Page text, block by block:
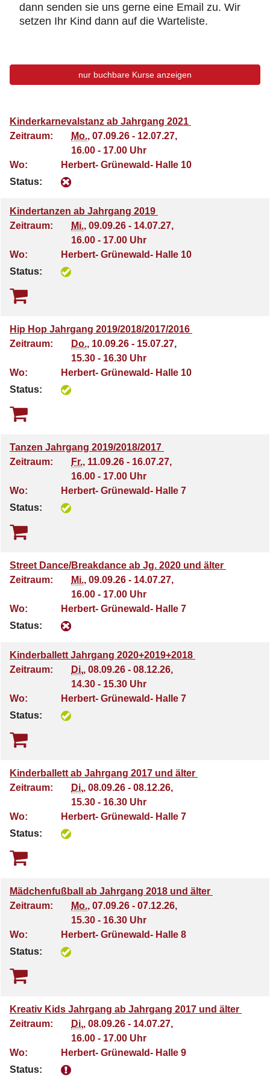
dann senden sie uns gerne eine Email zu. Wir
setzen Ihr Kind dann auf die Warteliste.
nur buchbare Kurse anzeigen
Kinderkarnevalstanz ab Jahrgang 2021
Zeitraum:
Mo., 07.09.26 - 12.07.27,
16.00 - 17.00 Uhr
Wo:
Herbert- Grünewald- Halle 10
Status:
Kindertanzen ab Jahrgang 2019
Zeitraum:
Mi., 09.09.26 - 14.07.27,
16.00 - 17.00 Uhr
Wo:
Herbert- Grünewald- Halle 10
Status:
Hip Hop Jahrgang 2019/2018/2017/2016
Zeitraum:
Do., 10.09.26 - 15.07.27,
15.30 - 16.30 Uhr
Wo:
Herbert- Grünewald- Halle 10
Status:
Tanzen Jahrgang 2019/2018/2017
Zeitraum:
Fr., 11.09.26 - 16.07.27,
16.00 - 17.00 Uhr
Wo:
Herbert- Grünewald- Halle 7
Status:
Street Dance/Breakdance ab Jg. 2020 und älter
Zeitraum:
Mi., 09.09.26 - 14.07.27,
16.00 - 17.00 Uhr
Wo:
Herbert- Grünewald- Halle 7
Status:
Kinderballett Jahrgang 2020+2019+2018
Zeitraum:
Di., 08.09.26 - 08.12.26,
14.30 - 15.30 Uhr
Wo:
Herbert- Grünewald- Halle 7
Status:
Kinderballett ab Jahrgang 2017 und älter
Zeitraum:
Di., 08.09.26 - 08.12.26,
15.30 - 16.30 Uhr
Wo:
Herbert- Grünewald- Halle 7
Status:
Mädchenfußball ab Jahrgang 2018 und älter
Zeitraum:
Mo., 07.09.26 - 07.12.26,
15.30 - 16.30 Uhr
Wo:
Herbert- Grünewald- Halle 8
Status:
Kreativ Kids Jahrgang ab Jahrgang 2017 und älter
Zeitraum:
Di., 08.09.26 - 14.07.27,
16.00 - 17.00 Uhr
Wo:
Herbert- Grünewald- Halle 9
Status: